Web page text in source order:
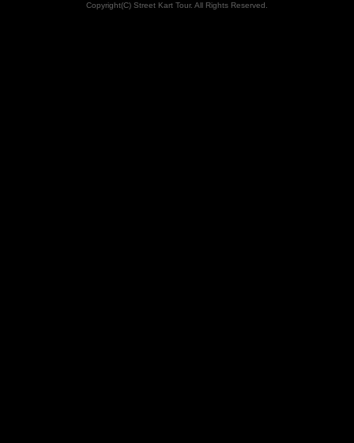
Copyright(C) Street Kart Tour. All Rights Reserved.